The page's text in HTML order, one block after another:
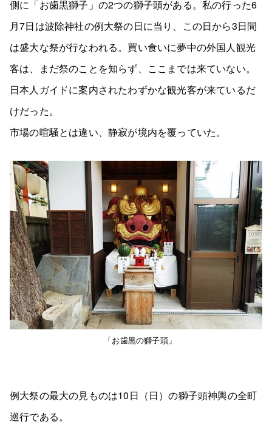
側に「お歯黒獅子」の2つの獅子頭がある。私の行った6
月7日は波除神社の例大祭の日に当り、この日から3日間
は盛大な祭が行なわれる。買い食いに夢中の外国人観光
客は、まだ祭のことを知らず、ここまでは来ていない。
日本人ガイドに案内されたわずかな観光客が来ているだ
けだった。
市場の喧騒とは違い、静寂が境内を覆っていた。
「お歯黒の獅子頭」
例大祭の最大の見ものは10日（日）の獅子頭神輿の全町
巡行である。